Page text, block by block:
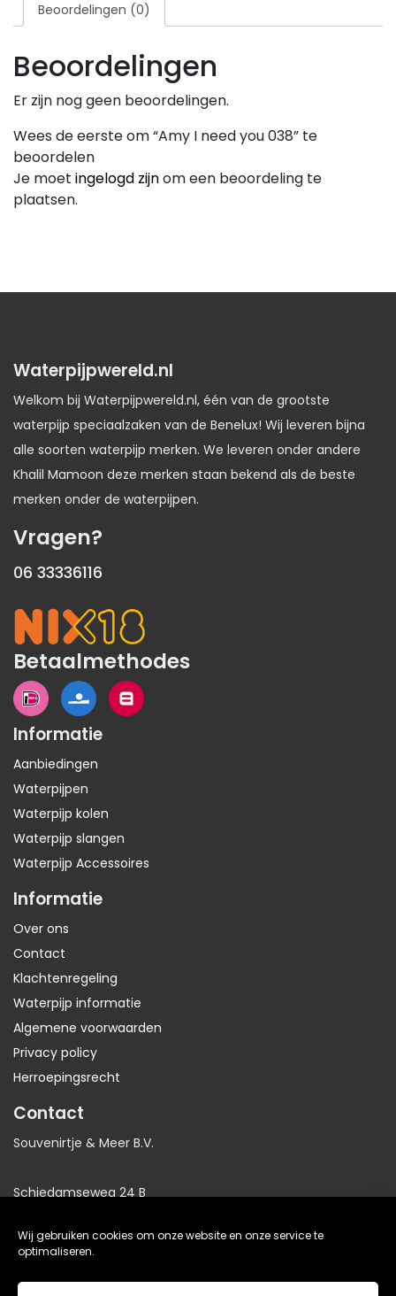
Wij gebruiken cookies om onze website en onze service te
optimaliseren.
Beoordelingen (0)
Beoordelingen
Er zijn nog geen beoordelingen.
Wees de eerste om “Amy I need you 038” te
beoordelen
Je moet ingelogd zijnom een beoordeling te
plaatsen.
Waterpijpwereld.nl
Welkom bij Waterpijpwereld.nl, één van de grootste
waterpijp speciaalzaken van de Benelux! Wij leveren bijna
alle soorten waterpijp merken. We leveren onder andere
Khalil Mamoon deze merken staan bekend als de beste
merken onder de waterpijpen.
Vragen?
06 33336116
Betaalmethodes
Informatie
Aanbiedingen
Waterpijpen
Waterpijp kolen
Waterpijp slangen
Waterpijp Accessoires
Informatie
Over ons
Contact
Klachtenregeling
Waterpijp informatie
Algemene voorwaarden
Privacy policy
Herroepingsrecht
Contact
Souvenirtje & Meer B.V.
Schiedamseweg 24 B
Nederland
KvK: 81064705